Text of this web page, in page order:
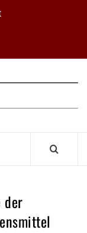
der